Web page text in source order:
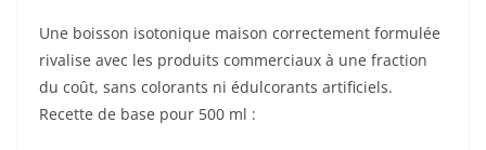
Une boisson isotonique maison correctement formulée
rivalise avec les produits commerciaux à une fraction
du coût, sans colorants ni édulcorants artificiels.
Recette de base pour 500 ml :